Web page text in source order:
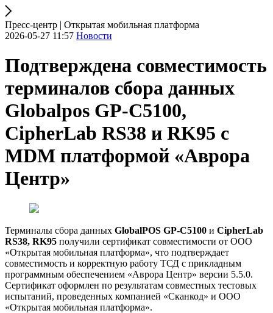
Пресс-центр | Открытая мобильная платформа
2026-05-27 11:57 Новости
Подтверждена совместимость
терминалов сбора данных
Globalpos GP-C5100,
CipherLab RS38 и RK95 с
MDM платформой «Аврора
Центр»
Терминалы сбора данных GlobalPOS GP-C5100 и CipherLab
RS38, RK95 получили сертификат совместимости от ООО
«Открытая мобильная платформа», что подтверждает
совместимость и корректную работу ТСД с прикладным
программным обеспечением «Аврора Центр» версии 5.5.0.
Сертификат оформлен по результатам совместных тестовых
испытаний, проведенных компанией «Сканкод» и ООО
«Открытая мобильная платформа».